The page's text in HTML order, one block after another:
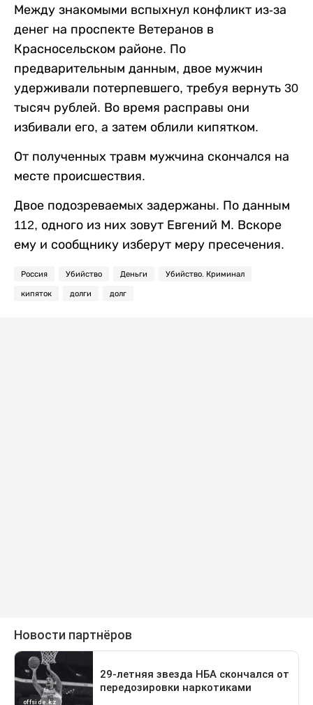
Между знакомыми вспыхнул конфликт из-за
денег на проспекте Ветеранов в
Красносельском районе. По
предварительным данным, двое мужчин
удерживали потерпевшего, требуя вернуть 30
тысяч рублей. Во время расправы они
избивали его, а затем облили кипятком.
От полученных травм мужчина скончался на
месте происшествия.
Двое подозреваемых задержаны. По данным
112, одного из них зовут Евгений М. Вскоре
ему и сообщнику изберут меру пресечения.
Россия Убийство Деньги Убийство. Криминал
кипяток долги долг